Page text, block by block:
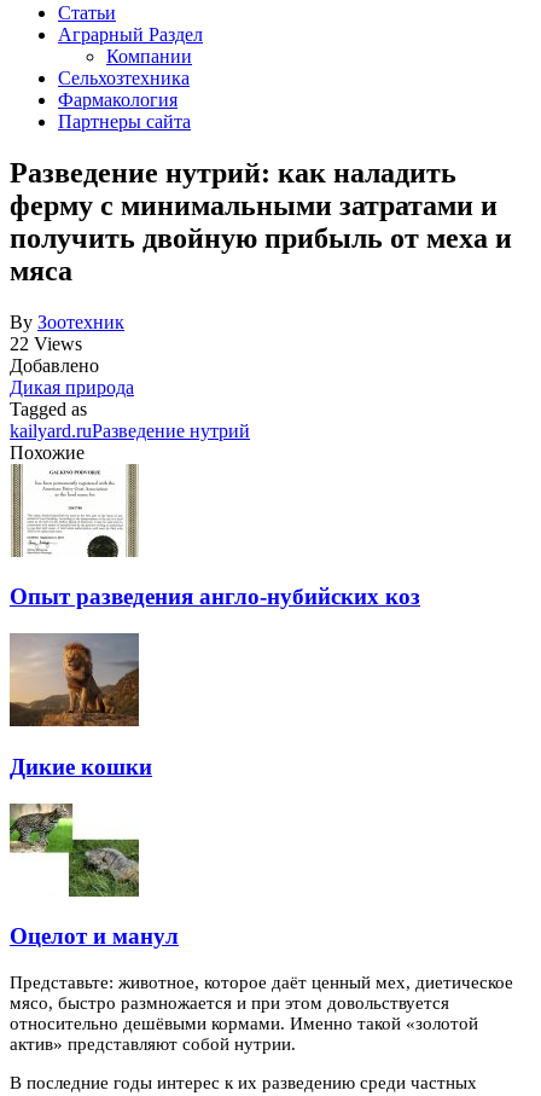
Статьи
Аграрный Раздел
Компании
Сельхозтехника
Фармакология
Партнеры сайта
Разведение нутрий: как наладить
ферму с минимальными затратами и
получить двойную прибыль от меха и
мяса
By Зоотехник
22 Views
Добавлено
Дикая природа
Tagged as
kailyard.ruРазведение нутрий
Похожие
Опыт разведения англо-нубийских коз
Дикие кошки
Оцелот и манул
Представьте: животное, которое даёт ценный мех, диетическое
мясо, быстро размножается и при этом довольствуется
относительно дешёвыми кормами. Именно такой «золотой
актив» представляют собой нутрии.
В последние годы интерес к их разведению среди частных